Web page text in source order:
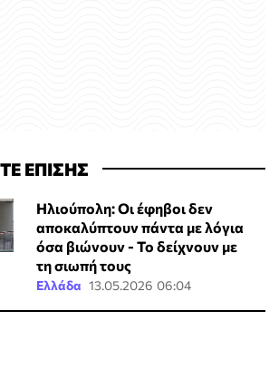
ΕΠΙΣΗΣ
Ηλιούπολη: Οι έφηβοι δεν
αποκαλύπτουν πάντα με λόγια
όσα βιώνουν - Το δείχνουν με
τη σιωπή τους
Ελλάδα 13.05.2026 06:04